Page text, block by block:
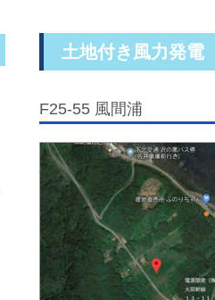
土地付き風力発電
F25-55 風間浦